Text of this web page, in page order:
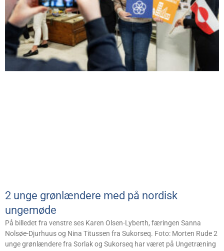
2 unge grønlændere med på nordisk
ungemøde
På billedet fra venstre ses Karen Olsen-Lyberth, færingen Sanna
Nolsøe-Djurhuus og Nina Titussen fra Sukorseq. Foto: Morten Rude 2
unge grønlændere fra Sorlak og Sukorseq har været på Ungetræning